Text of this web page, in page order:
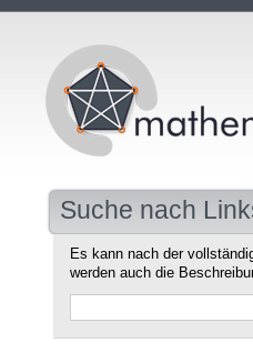
Suche nach
Es kann nach der
werden auch die